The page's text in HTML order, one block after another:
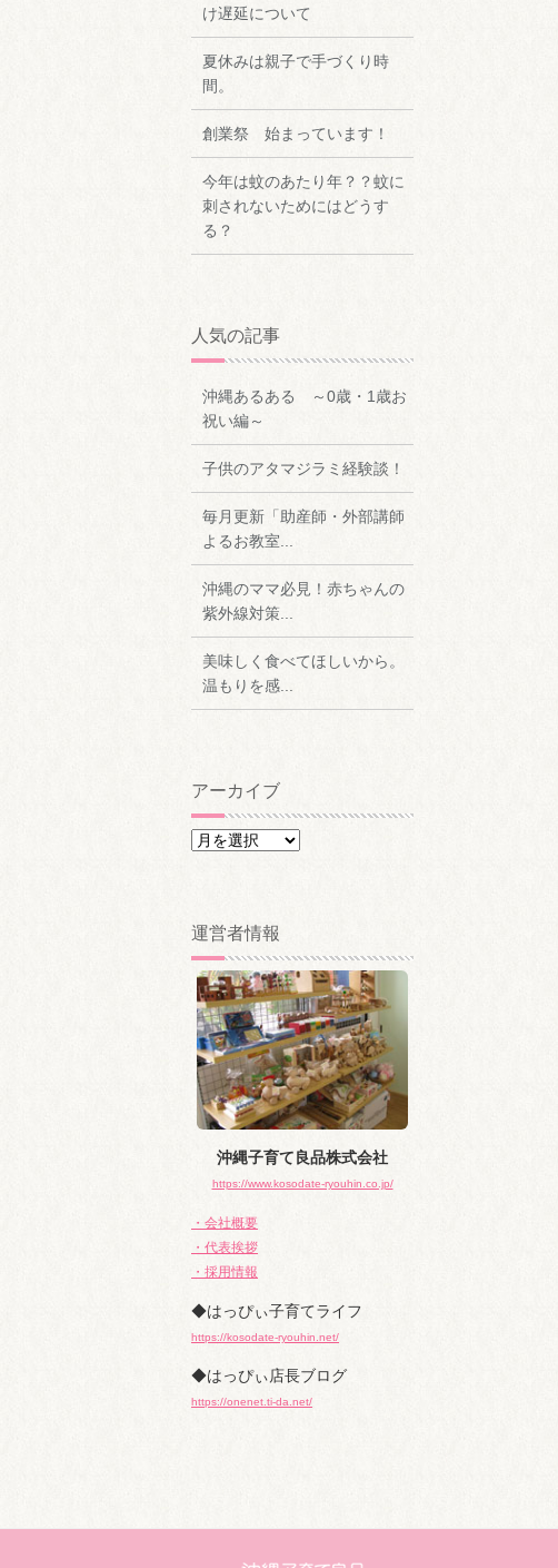
け遅延について
夏休みは親子で手づくり時
間。
創業祭 始まっています！
今年は蚊のあたり年？？蚊に
刺されないためにはどうす
る？
人気の記事
沖縄あるある ～0歳・1歳お
祝い編～
子供のアタマジラミ経験談！
毎月更新「助産師・外部講師
よるお教室...
沖縄のママ必見！赤ちゃんの
紫外線対策...
美味しく食べてほしいから。
温もりを感...
アーカイブ
ア
ブ
運営者情報
沖縄子育て良品株式会社
https://www.kosodate-ryouhin.co.jp/
・会社概要
・代表挨拶
・採用情報
◆はっぴぃ子育てライフ
https://kosodate-ryouhin.net/
◆はっぴぃ店長ブログ
https://onenet.ti-da.net/